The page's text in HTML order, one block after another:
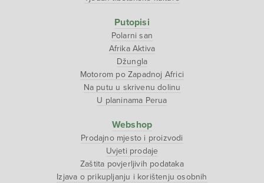
Putopisi
Polarni san
Afrika Aktiva
Džungla
Motorom po Zapadnoj Africi
Na putu u skrivenu dolinu
U planinama Perua
Webshop
Prodajno mjesto i proizvodi
Uvjeti prodaje
Zaštita povjerljivih podataka
Izjava o prikupljanju i korištenju osobnih